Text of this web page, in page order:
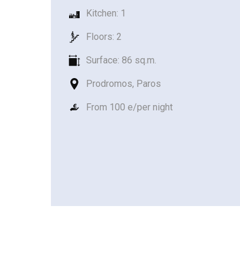
Kitchen: 1
Floors: 2
Surface: 86 sq.m.
Prodromos, Paros
From 100 e/per night